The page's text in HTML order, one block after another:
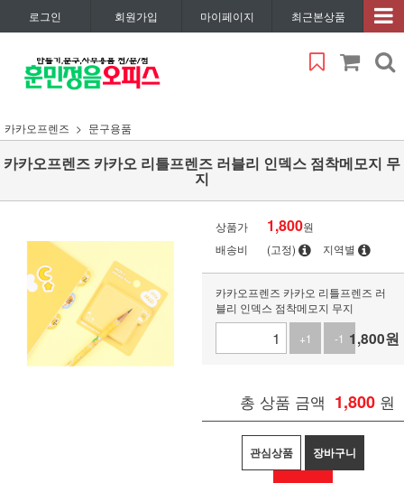
로그인 회원가입 마이페이지 최근본상품
카카오프렌즈 문구용품
카카오프렌즈 카카오 리틀프렌즈 러블리 인덱스 점착메모지 무
지
상품가 1,800원
배송비
(고정) 지역별
카카오프렌즈 카카오 리틀프렌즈 러
블리 인덱스 점착메모지 무지
+1
-1 1,800원
총 상품 금액 1,800 원
관심상품 장바구니